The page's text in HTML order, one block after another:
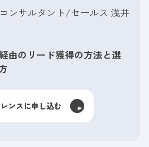
ンサルタント/セールス 浅井
由のリード獲得の方法と選
ンスに申し込む